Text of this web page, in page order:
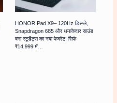
HONOR Pad X9– 120Hz डिस्प्ले,
Snapdragon 685 और धमाकेदार साउंड
बना स्टूडेंट्स का नया फेवरेट! सिर्फ
₹14,999 में…